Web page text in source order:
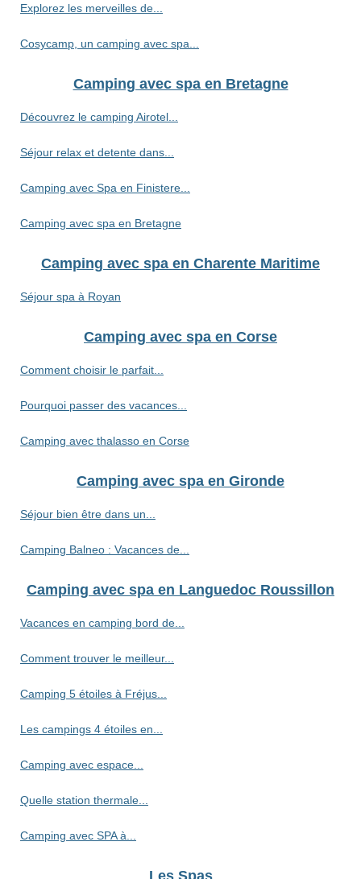
Explorez les merveilles de...
Cosycamp, un camping avec spa...
Camping avec spa en Bretagne
Découvrez le camping Airotel...
Séjour relax et detente dans...
Camping avec Spa en Finistere...
Camping avec spa en Bretagne
Camping avec spa en Charente Maritime
Séjour spa à Royan
Camping avec spa en Corse
Comment choisir le parfait...
Pourquoi passer des vacances...
Camping avec thalasso en Corse
Camping avec spa en Gironde
Séjour bien être dans un...
Camping Balneo : Vacances de...
Camping avec spa en Languedoc Roussillon
Vacances en camping bord de...
Comment trouver le meilleur...
Camping 5 étoiles à Fréjus...
Les campings 4 étoiles en...
Camping avec espace...
Quelle station thermale...
Camping avec SPA à...
Les Spas